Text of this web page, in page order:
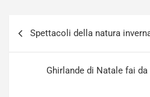
articoli
Spettacoli della natura
Ghirlande di Natale fai